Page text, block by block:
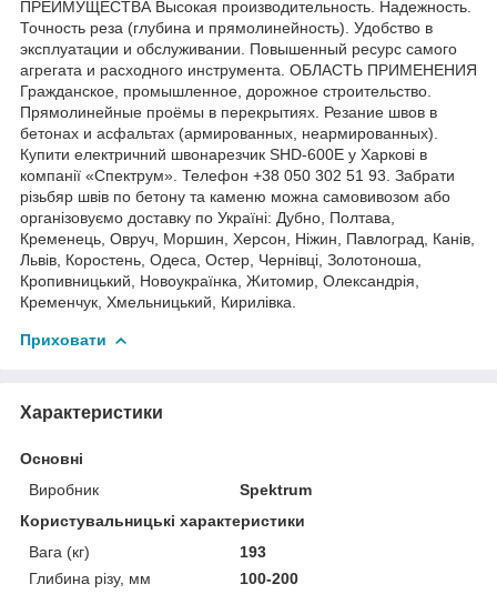
ПРЕИМУЩЕСТВА Высокая производительность. Надежность.
Точность реза (глубина и прямолинейность). Удобство в
эксплуатации и обслуживании. Повышенный ресурс самого
агрегата и расходного инструмента. ОБЛАСТЬ ПРИМЕНЕНИЯ
Гражданское, промышленное, дорожное строительство.
Прямолинейные проёмы в перекрытиях. Резание швов в
бетонах и асфальтах (армированных, неармированных).
Купити електричний швонарезчик SHD-600Е у Харкові в
компанії «Спектрум». Телефон +38 050 302 51 93. Забрати
різьбяр швів по бетону та каменю можна самовивозом або
організовуємо доставку по Україні: Дубно, Полтава,
Кременець, Овруч, Моршин, Херсон, Ніжин, Павлоград, Канів,
Львів, Коростень, Одеса, Остер, Чернівці, Золотоноша,
Кропивницький, Новоукраїнка, Житомир, Олександрія,
Кременчук, Хмельницький, Кирилівка.
Приховати
Характеристики
Основні
Виробник
Spektrum
Користувальницькі характеристики
Вага (кг)
193
Глибина різу, мм
100-200